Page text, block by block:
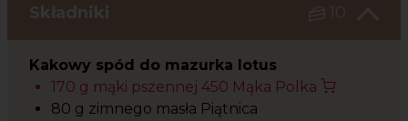
Składniki 10
Kakowy spód do mazurka lotus
170 g mąki pszennej 450 Mąka Polka
80 g zimnego masła Piątnica